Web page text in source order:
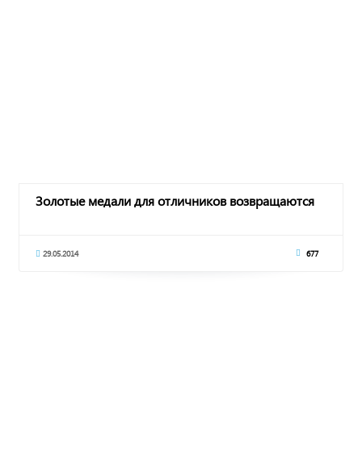
Золотые медали для отличников возвращаются
29.05.2014 677